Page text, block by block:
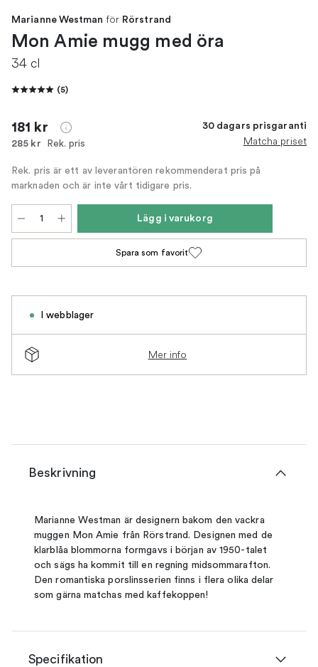
Marianne Westman för Rörstrand
Mon Amie mugg med öra
34 cl
(5)
181 kr
285 kr Rek. pris
30 dagars prisgaranti
Matcha priset
Rek. pris är ett av leverantören rekommenderat pris på
marknaden och är inte vårt tidigare pris.
Lägg i varukorg
Spara som favorit
I webblager
Mer info
Beskrivning
Marianne Westman är designern bakom den vackra
muggen Mon Amie från Rörstrand. Designen med de
klarblåa blommorna formgavs i början av 1950-talet
och sägs ha kommit till en regning midsommarafton.
Den romantiska porslinsserien finns i flera olika delar
som gärna matchas med kaffekoppen!
Specifikation